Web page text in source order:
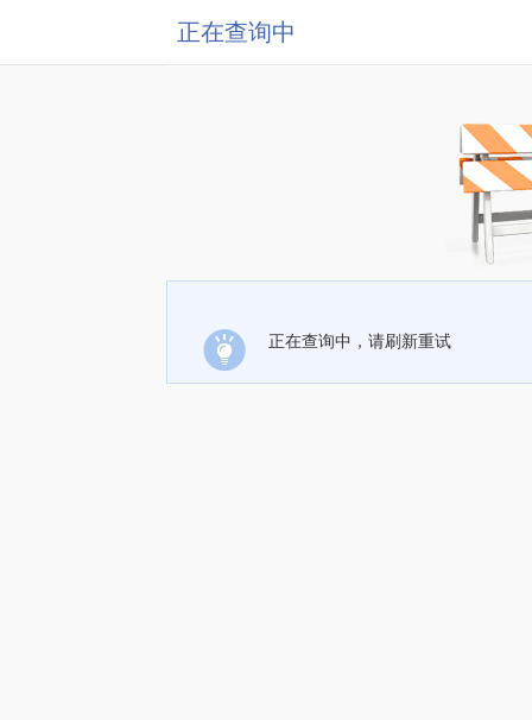
正在查询中
正在查询中，请刷新重试